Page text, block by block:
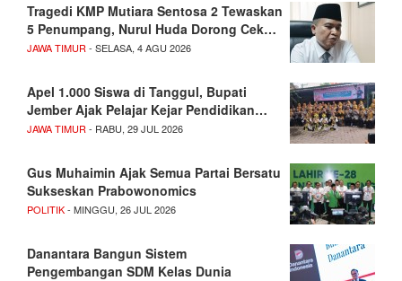
Tragedi KMP Mutiara Sentosa 2 Tewaskan
5 Penumpang, Nurul Huda Dorong Cek…
JAWA TIMUR - SELASA, 4 AGU 2026
Apel 1.000 Siswa di Tanggul, Bupati
Jember Ajak Pelajar Kejar Pendidikan…
JAWA TIMUR - RABU, 29 JUL 2026
Gus Muhaimin Ajak Semua Partai Bersatu
Sukseskan Prabowonomics
POLITIK- MINGGU, 26 JUL 2026
Danantara Bangun Sistem
Pengembangan SDM Kelas Dunia